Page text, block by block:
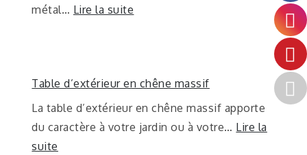
métal… Lire la suite
Table d’extérieur en chêne massif
La table d’extérieur en chêne massif apporte
du caractère à votre jardin ou à votre… Lire la
suite